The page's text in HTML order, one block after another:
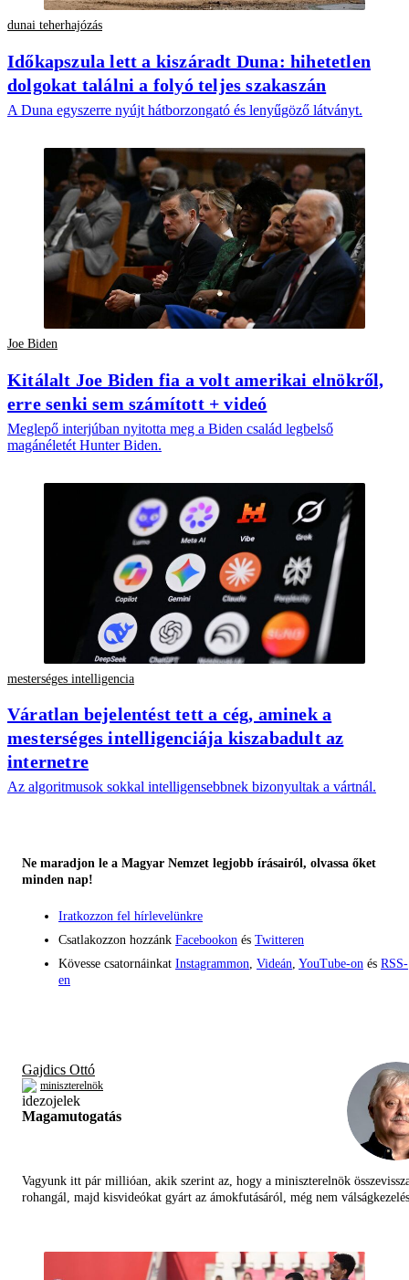
dunai teherhajózás
Időkapszula lett a kiszáradt Duna: hihetetlen
dolgokat találni a folyó teljes szakaszán
A Duna egyszerre nyújt hátborzongató és lenyűgöző látványt.
Joe Biden
Kitálalt Joe Biden fia a volt amerikai elnökről,
erre senki sem számított + videó
Meglepő interjúban nyitotta meg a Biden család legbelső
magánéletét Hunter Biden.
mesterséges intelligencia
Váratlan bejelentést tett a cég, aminek a
mesterséges intelligenciája kiszabadult az
internetre
Az algoritmusok sokkal intelligensebbnek bizonyultak a vártnál.
Ne maradjon le a Magyar Nemzet legjobb írásairól, olvassa őket
minden nap!
Iratkozzon fel hírlevelünkre
Csatlakozzon hozzánk Facebookon és Twitteren
Kövesse csatornáinkat Instagrammon, Videán, YouTube-on és RSS-
en
Gajdics Ottó
miniszterelnök
Magamutogatás
Vagyunk itt pár millióan, akik szerint az, hogy a miniszterelnök
rohangál, majd kisvideókat gyárt az ámokfutásáról, még nem